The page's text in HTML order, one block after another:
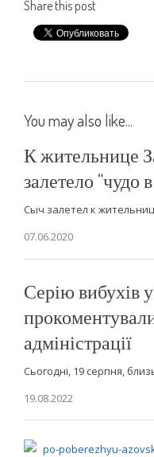
Share this post
You may also like...
К жительнице
залетело
Сыч залетел к
07.06.2020
Серію вибухів
адміністрації
Сьогодні, 19 серпня,
19.08.2022